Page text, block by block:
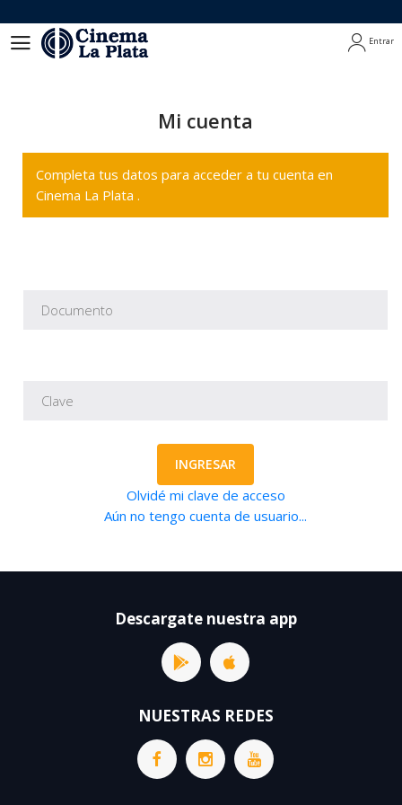
Entrar
Mi cuenta
Completa tus datos para acceder a tu cuenta en
Cinema La Plata .
INGRESAR
Olvidé mi clave de acceso
Aún no tengo cuenta de usuario...
Descargate nuestra app
NUESTRAS REDES